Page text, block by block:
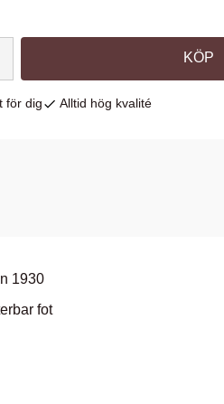
KÖP
för dig Alltid hög kvalité
1930
fot